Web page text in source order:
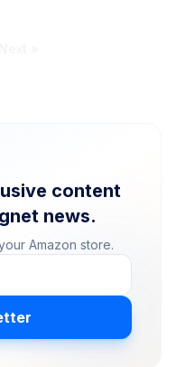
content
news.
Amazon store.